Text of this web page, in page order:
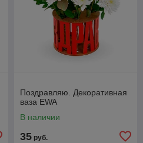
Поздравляю. Декоративная
ваза EWA
В наличии
35 руб.